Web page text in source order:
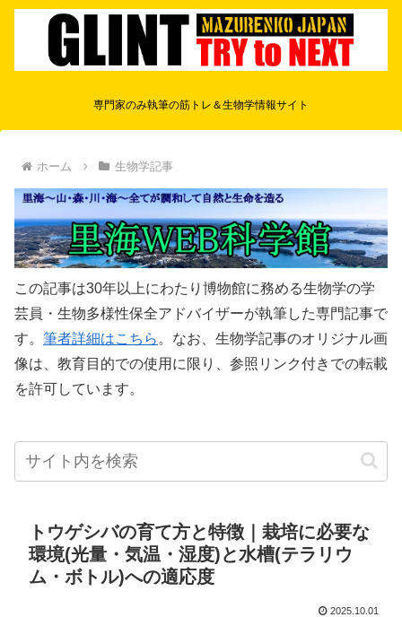
専門家のみ執筆の筋トレ＆生物学情報サイト
ホーム 生物学記事
この記事は30年以上にわたり博物館に務める生物学の学
芸員・生物多様性保全アドバイザーが執筆した専門記事で
す。 筆者詳細はこちら 。なお、生物学記事のオリジナル画
像は、教育目的での使用に限り、参照リンク付きでの転載
を許可しています。
トウゲシバの育て方と特徴｜栽培に必要な
環境(光量・気温・湿度)と水槽(テラリウ
ム・ボトル)への適応度
2025.10.01